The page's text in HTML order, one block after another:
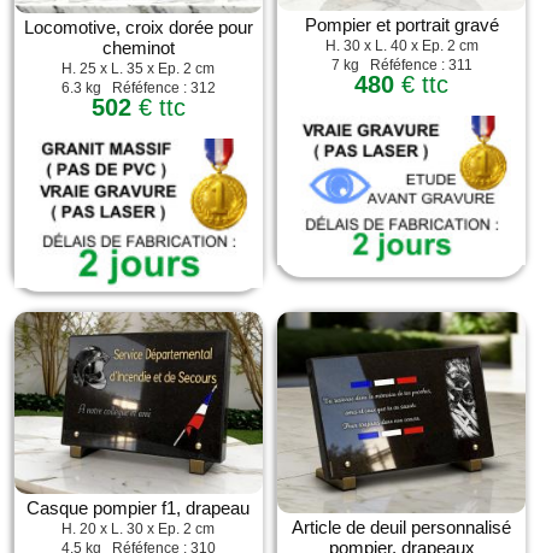
Locomotive, croix dorée pour
cheminot
H. 25 x L. 35 x Ep. 2 cm
6.3 kg Réféfence : 312
502€ ttc
Pompier et portrait gravé
H. 30 x L. 40 x Ep. 2 cm
7 kg Réféfence : 311
480 € ttc
Casque pompier f1, drapeau
H. 20 x L. 30 x Ep. 2 cm
4.5 kg Réféfence : 310
Article de deuil personnalisé
pompier, drapeaux